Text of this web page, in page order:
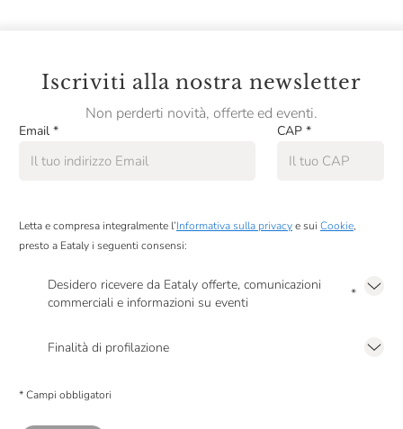
Cotar
Croci
Denis Montanar
Di Majo Norante
Donna Olimpia
Iscriviti alla nostra newsletter
Non perderti novità, offerte ed eventi.
Email * CAP *
Letta e compresa integralmente l’Informativa sulla privacye sui Cookie,
presto a Eataly i seguenti consensi:
Desidero ricevere da Eataly offerte, comunicazioni
commerciali e informazioni su eventi
*
Finalità di profilazione
comunicazioni commerciali personalizzate, in caso di consenso prestato ai
* Campi obbligatori